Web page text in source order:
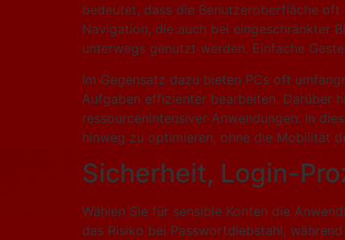
bedeutet, dass die Benutzeroberfläche
Navigation, die auch bei eingeschränkter
unterwegs genutzt werden. Einfache
Im Gegensatz dazu bieten PCs oft
Aufgaben effizienter bearbeiten. Darüber
ressourcenintensiver Anwendungen. In
hinweg zu optimieren, ohne die Mobilität
Sicherheit, Login-
Wählen Sie für sensible Konten die
das Risiko bei Passwortdiebstahl,